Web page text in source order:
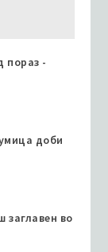
пораз -
доби
во